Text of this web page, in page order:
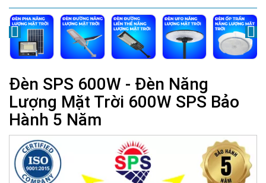
Đèn SPS 600W - Đèn Năng
Lượng Mặt Trời 600W SPS Bảo
Hành 5 Năm